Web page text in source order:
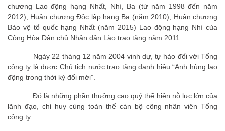
chương Lao động hạng Nhất, Nhì, Ba (từ năm 1998 đến năm
2012), Huân chương Độc lập hạng Ba (năm 2010), Huân chương
Bảo vệ tổ quốc hạng Nhất (năm 2015) Lao động hạng Nhì của
Cộng Hòa Dân chủ Nhân dân Lào trao tặng năm 2011.
Ngày 22 tháng 12 năm 2004 vinh dự, tự hào đối với Tổng
công ty là được Chủ tịch nước trao tặng danh hiệu “Anh hùng lao
động trong thời kỳ đổi mới”.
Đó là những phần thưởng cao quý thể hiện nỗ lực lớn của
lãnh đạo, chỉ huy cùng toàn thể cán bộ công nhân viên Tổng
công ty.